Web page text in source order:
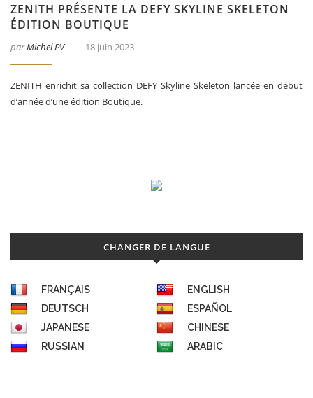
ZENITH PRÉSENTE LA DEFY SKYLINE SKELETON
ÉDITION BOUTIQUE
parMichel PV 18 juin 2023
ZENITH enrichit sa collection DEFY Skyline Skeleton lancée en début
d’année d’une édition Boutique.
CHANGER DE LANGUE
FRANÇAIS
ENGLISH
DEUTSCH
ESPAÑOL
JAPANESE
CHINESE
RUSSIAN
ARABIC